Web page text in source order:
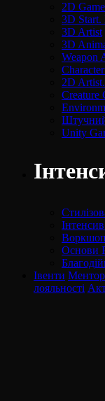
2D
3D Start.
3D Artist
3D
Weapon
2D
Creature
Штучний
Unity
Основи
Івенти
лояльності